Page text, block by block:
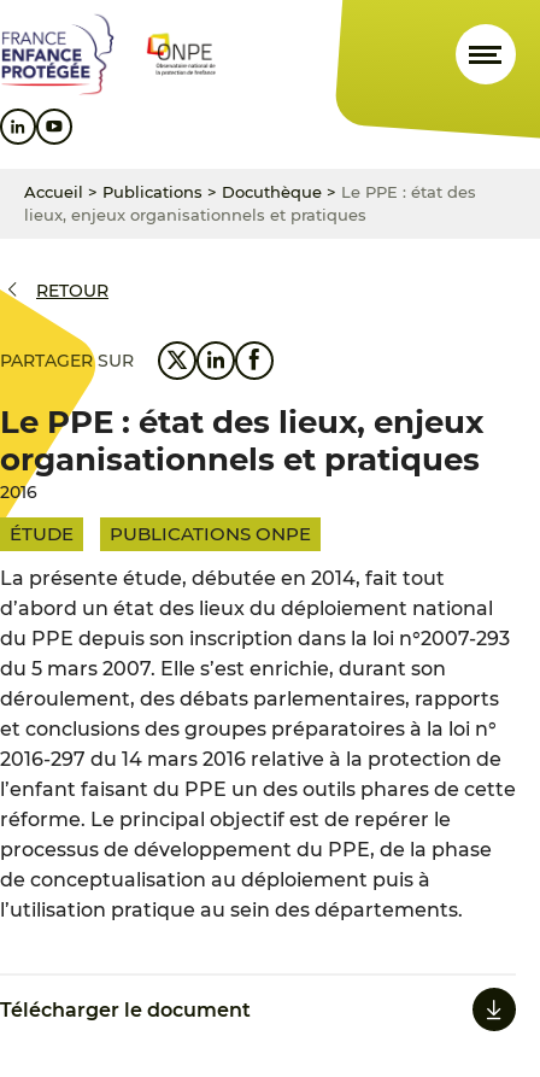
au
contenu
principal
au
menu
principal
au
pied
de
Accueil > Publications > Docuthèque > Le PPE : état des
lieux, enjeux organisationnels et pratiques
RETOUR
PARTAGER SUR
Le PPE : état des lieux, enjeux
organisationnels et pratiques
2016
ÉTUDE
PUBLICATIONS ONPE
La présente étude, débutée en 2014, fait tout
d’abord un état des lieux du déploiement national
du PPE depuis son inscription dans la loi n°2007-293
du 5 mars 2007. Elle s’est enrichie, durant son
déroulement, des débats parlementaires, rapports
et conclusions des groupes préparatoires à la loi n°
2016-297 du 14 mars 2016 relative à la protection de
l’enfant faisant du PPE un des outils phares de cette
réforme. Le principal objectif est de repérer le
processus de développement du PPE, de la phase
de conceptualisation au déploiement puis à
l’utilisation pratique au sein des départements.
Télécharger le document